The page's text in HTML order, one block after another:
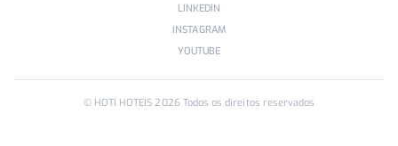
LINKEDIN
INSTAGRAM
YOUTUBE
© HOTI HOTEIS2026 Todos os direitos reservados